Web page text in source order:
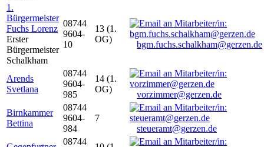
1.
Bürgermeister
Fuchs Lorenz
Erster
Bürgermeister
Schalkham
08744
9604-
10
13 (1.
OG)
bgm.fuchs.schalkham@gerzen.de
Arends
Svetlana
08744
9604-
985
14 (1.
OG)
vorzimmer@gerzen.de
Birnkammer
Bettina
08744
9604-
984
7
steueramt@gerzen.de
08744